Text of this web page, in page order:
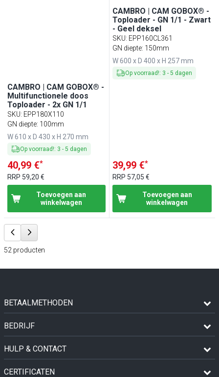
CAMBRO | CAM GOBOX® -
Multifunctionele doos
Toploader - 2x GN 1/1
SKU: EPP180X110
GN diepte: 100mm
W 610 x D 430 x H 270 mm
Op voorraad!: 3 - 5 dagen
40,99 €*
RRP 59,20 €
Toevoegen aan
winkelwagen
CAMBRO | CAM GOBOX® -
Toploader - GN 1/1 - Zwart
- Geel deksel
SKU: EPP160CL361
GN diepte: 150mm
W 600 x D 400 x H 257 mm
Op voorraad!: 3 -5 dagen
39,99 €*
RRP 57,05 €
Toevoegen aan
winkelwagen
52 producten
BETAALMETHODEN
BEDRIJF
HULP & CONTACT
CERTIFICATEN